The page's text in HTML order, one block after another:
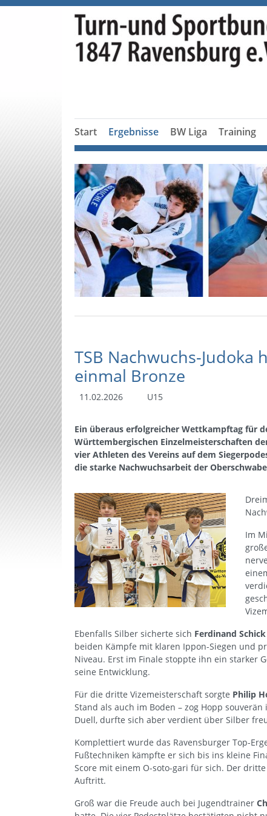
Start Ergebnisse BW Liga Training
TSB Nachwuchs-
einmal Bronze
11.02.2026 U15
Ein überaus erfolgreicher Wettkampftag für
Württembergischen Einzelmeisterschaften
vier Athleten des Vereins auf dem
die starke Nachwuchsarbeit der
Im
Ebenfalls Silber sicherte sich Ferdinand Schick
beiden Kämpfe mit klaren Ippon-Siegen und
Niveau. Erst im Finale stoppte ihn ein starker
seine Entwicklung.
Für die dritte Vizemeisterschaft sorgte Philip
Stand als auch im Boden – zog Hopp
Duell, durfte sich aber verdient über Silber
Komplettiert wurde das Ravensburger Top-
Fußtechniken kämpfte er sich bis ins kleine
Score mit einem O-soto-gari für sich. Der
Auftritt.
Groß war die Freude auch bei Jugendtrainer